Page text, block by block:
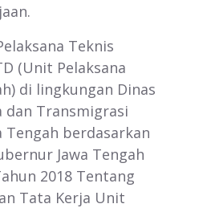
Teknis
(Unit Pelaksana
di lingkungan Dinas
dan Transmigrasi
Tengah berdasarkan
Jawa Tengah
2018 Tentang
Tata Kerja Unit